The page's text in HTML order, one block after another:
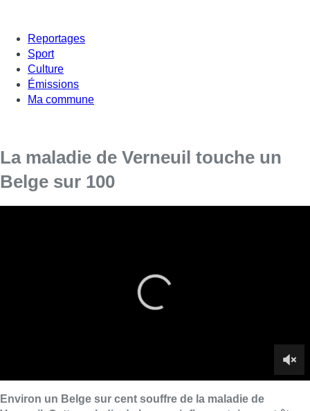
Reportages
Sport
Culture
Émissions
Ma commune
La maladie de Verneuil touche un
Belge sur 100
“La maladie de Verneuil se caractérise cliniquement par des
petites boules ou des abcès qui sont localisés principalement
Cette maladie peut être très invalidante. Johnny Karnier en a
abcès aux fesses ne me permettait plus de rentrer et de